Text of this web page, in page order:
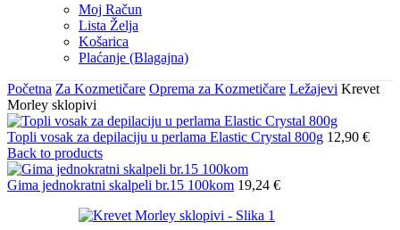
Moj Račun
Lista Želja
Košarica
Plaćanje (Blagajna)
Početna Za Kozmetičare Oprema za Kozmetičare Ležajevi Krevet
Morley sklopivi
Topli vosak za depilaciju u perlama Elastic Crystal 800g 12,90 €
Back to products
Gima jednokratni skalpeli br.15 100kom 19,24 €